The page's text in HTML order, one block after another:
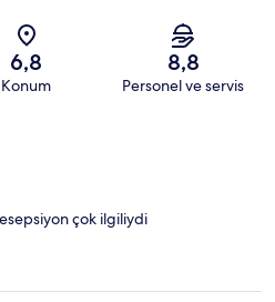
6,8
Konum
8,8
Personel ve servis
çok ilgiliydi